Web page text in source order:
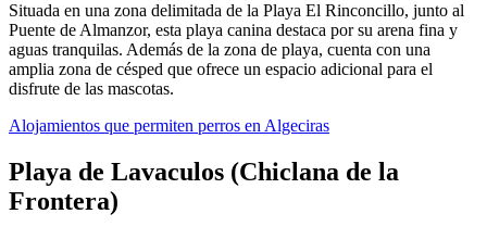
Situada en una zona delimitada de la Playa El Rinconcillo, junto al
Puente de Almanzor, esta playa canina destaca por su arena fina y
aguas tranquilas. Además de la zona de playa, cuenta con una
amplia zona de césped que ofrece un espacio adicional para el
disfrute de las mascotas.
Alojamientos que permiten perros en Algeciras
Playa de Lavaculos (Chiclana de la
Frontera)